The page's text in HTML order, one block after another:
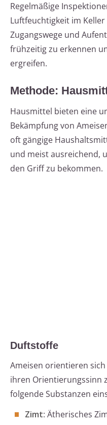
Regelmäßige
Luftfeuchtigkeit im
Zugangswege und
frühzeitig zu erkennen
ergreifen.
Methode:
Hausmittel bieten eine
Bekämpfung von
oft gängige
und meist ausreichend,
den Griff zu bekommen.
Duftstoffe
Ameisen orientieren
ihren Orientierungssinn
folgende Substanzen
Zimt: Ätherisches